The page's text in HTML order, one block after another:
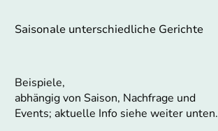
Saisonale unterschiedliche Gerichte
Beispiele,
abhängig von Saison, Nachfrage und
Events; aktuelle Info siehe weiter unten.